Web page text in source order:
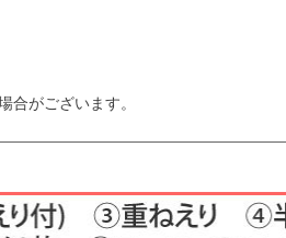
合がございます。